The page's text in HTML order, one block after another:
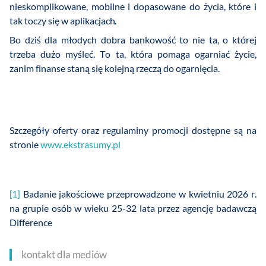
nieskomplikowane, mobilne i dopasowane do życia, które i
tak toczy się w aplikacjach.
Bo dziś dla młodych dobra bankowość to nie ta, o której
trzeba dużo myśleć. To ta, która pomaga ogarniać życie,
zanim finanse staną się kolejną rzeczą do ogarnięcia.
Szczegóły oferty oraz regulaminy promocji dostępne są na
stroniewww.ekstrasumy.pl
[1] Badanie jakościowe przeprowadzone w kwietniu 2026 r.
na grupie osób w wieku 25-32 lata przez agencję badawczą
Difference
kontakt dla mediów